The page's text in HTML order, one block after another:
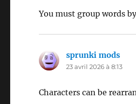
You must group words
sprunki mods
23 avril 2026 à 8:13
Characters can be